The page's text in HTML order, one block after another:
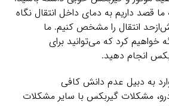
قصد داریم به دمای داخل انتقال نگاه
انتقال را مشخص کنیم. ما
خواهیم کرد که می‌توانید برای
انجام دهید.
به دبیل عدم دانش کافی
مشکلات گیربکس با سایر مشکلات